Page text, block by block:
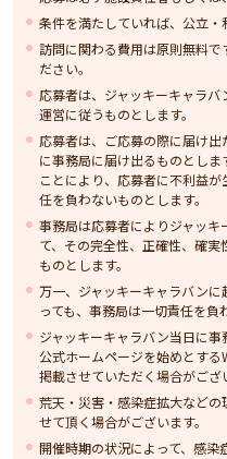
条件を満たしていれば、公立・
訪問に関わる費用は原則無料
ださい。
応募者は、ジャッキーキャラ
運営に従うものとします。
応募者は、ご応募の際に届け
に事務局に届け出るものとし
ことにより、応募者に不利益
任を負わないものとします。
事務局は応募者によりジャッ
て、その完全性、正確性、確
ものとします。
万一、ジャッキーキャラバン
っても、事務局は一切責任を負
ジャッキーキャラバン当日に
公式ホームページを始めとする
掲載させていただく場合がござ
荒天・災害・感染症拡大など
せて頂く場合がございます。
開催時期の状況によって、感染